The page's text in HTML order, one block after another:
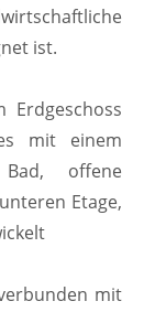
ist.
mit einem
offene
Etage,
mit